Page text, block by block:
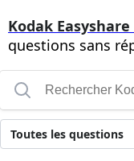
Kodak Easyshare
questions sans
Toutes les questions